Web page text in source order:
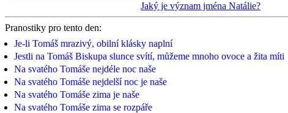
Jaký je význam jména Natálie?
Pranostiky pro tento den:
Je-li Tomáš mrazivý, obilní klásky naplní
Jestli na Tomáš Biskupa slunce svítí, můžeme mnoho ovoce a žita míti
Na svatého Tomáše nejdéle noc naše
Na svatého Tomáše nejdelší noc je naše
Na svatého Tomáše zima je naše
Na svatého Tomáše zima se rozpáře